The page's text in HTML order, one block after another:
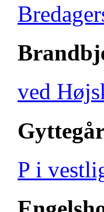
ved
P i